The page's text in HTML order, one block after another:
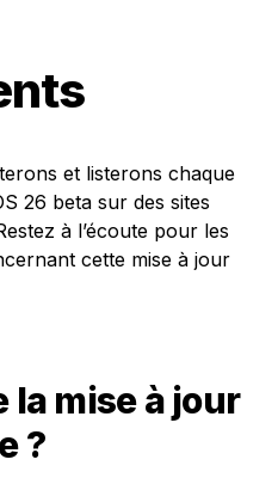
et listerons chaque
26 beta sur des sites
à l’écoute pour les
cette mise à jour
la mise à jour
?